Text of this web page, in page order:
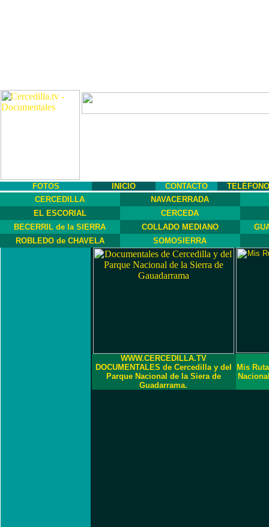
FOTOS INICIO CONTACTO
CERCEDILLA
NAVACERRADA
EL ESCORIAL
CERCEDA
BECERRIL de la SIERRA
COLLADO MEDIANO
ROBLEDO de CHAVELA
SOMOSIERRA
WWW.CERCEDILLA.TV
DOCUMENTALES de Cercedilla y del
Parque Nacional de la Siera de
Guadarrama.
Mis